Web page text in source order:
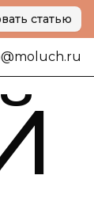
статью